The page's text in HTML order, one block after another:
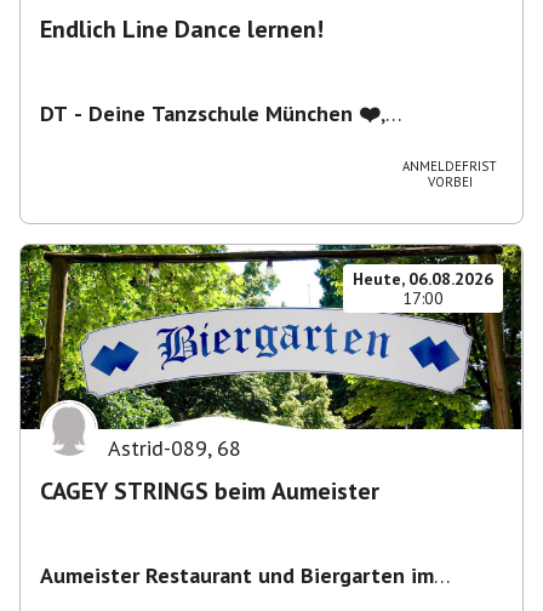
Endlich Line Dance lernen!
DT - Deine Tanzschule München ❤️,
ANMELDEFRIST
VORBEI
Heute, 06.08.2026
17:00
Astrid-089, 68
CAGEY STRINGS beim Aumeister
Aumeister Restaurant und Biergarten im